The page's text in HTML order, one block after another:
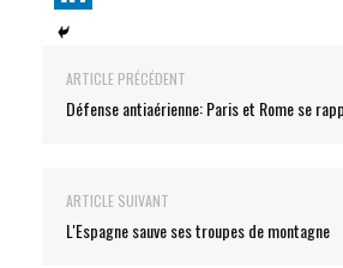
ARTICLE PRÉCÉDENT
Défense antiaérienne: Paris et Rome se
ARTICLE SUIVANT
L'Espagne sauve ses troupes de montagne